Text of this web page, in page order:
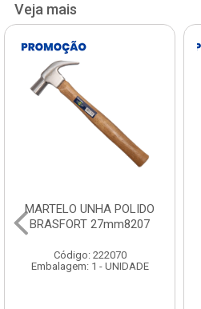
Veja mais
MARTELO UNHA POLIDO
BRASFORT 27mm8207
Código: 222070
Embalagem: 1 - UNIDADE